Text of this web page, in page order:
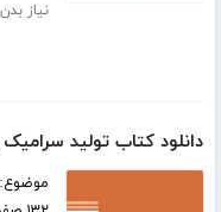
نیاز بدن
دانلود کتاب تولید